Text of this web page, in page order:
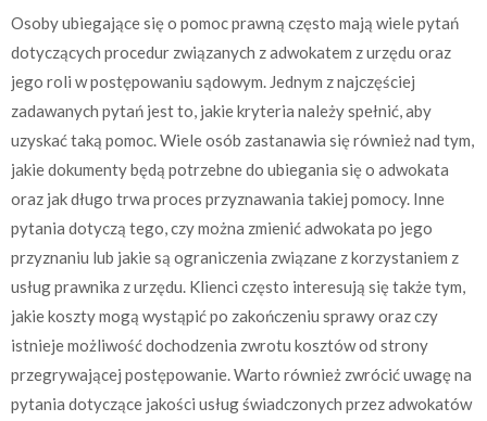
Osoby ubiegające się o pomoc prawną często mają wiele pytań
dotyczących procedur związanych z adwokatem z urzędu oraz
jego roli w postępowaniu sądowym. Jednym z najczęściej
zadawanych pytań jest to, jakie kryteria należy spełnić, aby
uzyskać taką pomoc. Wiele osób zastanawia się również nad tym,
jakie dokumenty będą potrzebne do ubiegania się o adwokata
oraz jak długo trwa proces przyznawania takiej pomocy. Inne
pytania dotyczą tego, czy można zmienić adwokata po jego
przyznaniu lub jakie są ograniczenia związane z korzystaniem z
usług prawnika z urzędu. Klienci często interesują się także tym,
jakie koszty mogą wystąpić po zakończeniu sprawy oraz czy
istnieje możliwość dochodzenia zwrotu kosztów od strony
przegrywającej postępowanie. Warto również zwrócić uwagę na
pytania dotyczące jakości usług świadczonych przez adwokatów